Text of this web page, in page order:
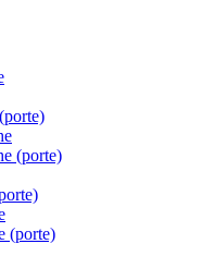
(porte)
(porte)